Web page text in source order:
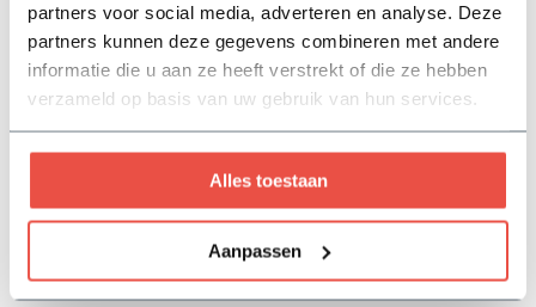
partners voor social media, adverteren en analyse. Deze
partners kunnen deze gegevens combineren met andere
informatie die u aan ze heeft verstrekt of die ze hebben
verzameld op basis van uw gebruik van hun services.
Alles toestaan
Aanpassen
We hebben het hierboven alleen maar gehad over de
winterjasmijn als een mooie tuinplant, maar er zijn meer
mogelijkheden. Je kunt deze plant ook in huis halen door
losse takken met bloemknoppen van de struik te plukken.
Deze kun je in een vaas zetten en binnen no-time kun je
binnenshuis genieten van de gele bloemen. Heb je geen tuin,
maar wel een fijn balkon of terras? Dan kun je ook je balkon
opfleuren met deze plant. Zet de Jasminum nudiflorum
daarvoor in een grote plantenbak en leidt hem dan langs de
muur of een pergola.